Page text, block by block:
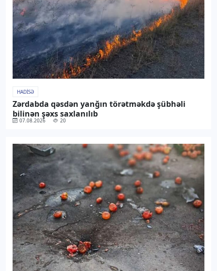
HADISƏ
Zərdabda qəsdən yanğın törətməkdə şübhəli
bilinən şəxs saxlanılıb
07.08.2026 20